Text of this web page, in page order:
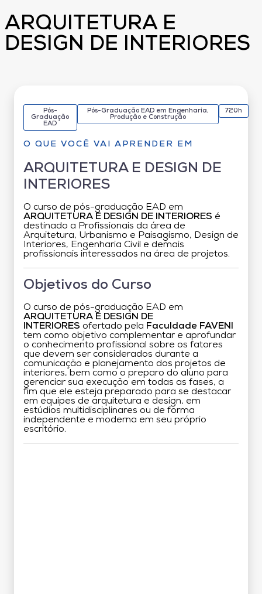
ARQUITETURA E
DESIGN DE INTERIORES
Pós-
Graduação
EAD
Pós-Graduação EAD em Engenharia,
Produção e Construção
720h
O QUE VOCÊ VAI APRENDER EM
ARQUITETURA E DESIGN DE
INTERIORES
O curso de pós-graduação EAD em
ARQUITETURA E DESIGN DE INTERIORES é
destinado a Profissionais da área de
Arquitetura, Urbanismo e Paisagismo, Design de
Interiores, Engenharia Civil e demais
profissionais interessados na área de projetos.
Objetivos do Curso
O curso de pós-graduação EAD em
ARQUITETURA E DESIGN DE
INTERIORES ofertado pela Faculdade FAVENI
tem como objetivo complementar e aprofundar
o conhecimento profissional sobre os fatores
que devem ser considerados durante a
comunicação e planejamento dos projetos de
interiores, bem como o preparo do aluno para
gerenciar sua execução em todas as fases, a
fim que ele esteja preparado para se destacar
em equipes de arquitetura e design, em
estúdios multidisciplinares ou de forma
independente e moderna em seu próprio
escritório.